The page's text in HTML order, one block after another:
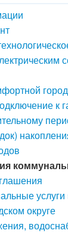
к
услуги
округе